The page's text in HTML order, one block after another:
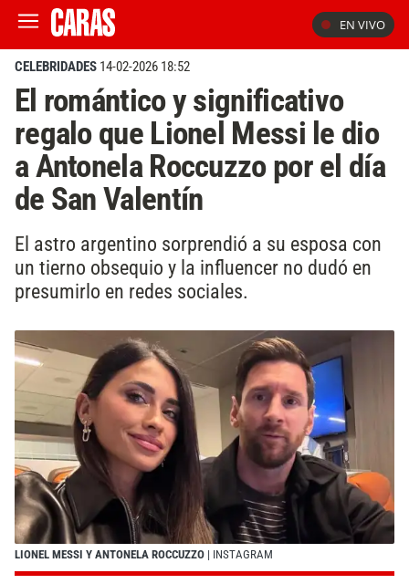
EN VIVO
CELEBRIDADES 14-02-2026 18:52
El romántico y significativo
regalo que Lionel Messi le dio
a Antonela Roccuzzo por el día
de San Valentín
El astro argentino sorprendió a su esposa con
un tierno obsequio y la influencer no dudó en
presumirlo en redes sociales.
LIONEL MESSI Y ANTONELA ROCCUZZO | INSTAGRAM